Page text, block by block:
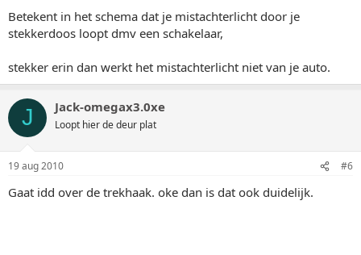
Betekent in het schema dat je mistachterlicht door je
stekkerdoos loopt dmv een schakelaar,
stekker erin dan werkt het mistachterlicht niet van je auto.
J Jack-omegax3.0xe
Loopt hier de deur plat
19 aug 2010 #6
Gaat idd over de trekhaak. oke dan is dat ook duidelijk.